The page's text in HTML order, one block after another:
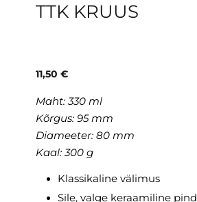
TTK KRUUS
11,50 €
Maht: 330 ml
Kõrgus: 95 mm
Diameeter: 80 mm
Kaal: 300 g
Klassikaline välimus
Sile, valge keraamiline pind